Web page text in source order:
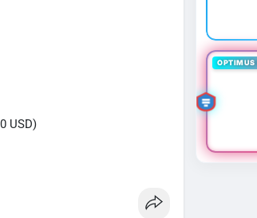
USD)
hiện trong Mempool cho thấy
lớn. Với mức giá 65,200 USD,
OPTIMUS